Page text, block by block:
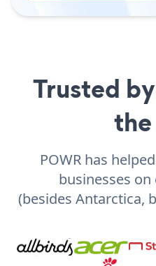
Trusted
POWR has
businesses
(besides Antarctica,